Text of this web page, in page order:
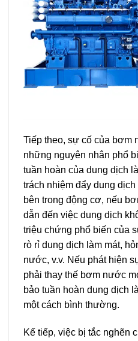
Tiếp theo, sự cố của bơm
những nguyên nhân phổ
tuần hoàn của dung dịch
trách nhiệm đẩy dung
bên trong động cơ, nếu
dẫn đến việc dung dịch
triệu chứng phổ biến của
rò rỉ dung dịch làm mát,
nước, v.v. Nếu phát hiện
phải thay thế bơm nước
bảo tuần hoàn dung dịch
một cách bình thường.
Kế tiếp, việc bị tắc nghẽn